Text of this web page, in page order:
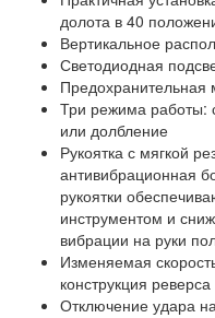
долота в 40
Вертикальное
Светодиодная
Предохранительная
Три режима работы:
или долбление
Рукоятка с мягкой
антивибрационная
рукоятки
инструментом и
вибрации на руки
Изменяемая
конструкция реверса
Отключение удара